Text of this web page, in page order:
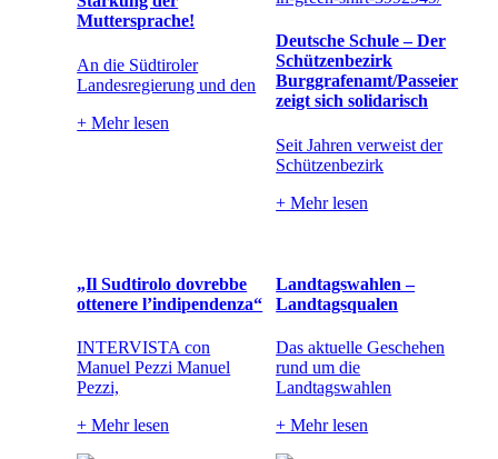
Muttersprache!
An die Südtiroler
Landesregierung und den
+ Mehr lesen
Deutsche Schule – Der
Schützenbezirk
Burggrafenamt/Passeier
zeigt sich solidarisch
Seit Jahren verweist der
Schützenbezirk
+ Mehr lesen
„Il Sudtirolo dovrebbe
ottenere l’indipendenza“
INTERVISTA con
Manuel Pezzi Manuel
Pezzi,
+ Mehr lesen
Landtagswahlen –
Landtagsqualen
Das aktuelle Geschehen
rund um die
Landtagswahlen
+ Mehr lesen